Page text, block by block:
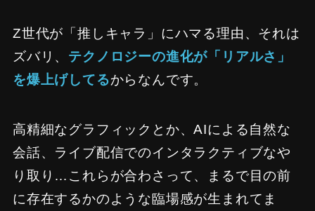
Z世代が「推しキャラ」にハマる理由、それは
ズバリ、 テクノロジーの進化が「リアルさ」
を爆上げしてるからなんです。
高精細なグラフィックとか、AIによる自然な
会話、ライブ配信でのインタラクティブなや
り取り…これらが合わさって、まるで目の前
に存在するかのような臨場感が生まれてま